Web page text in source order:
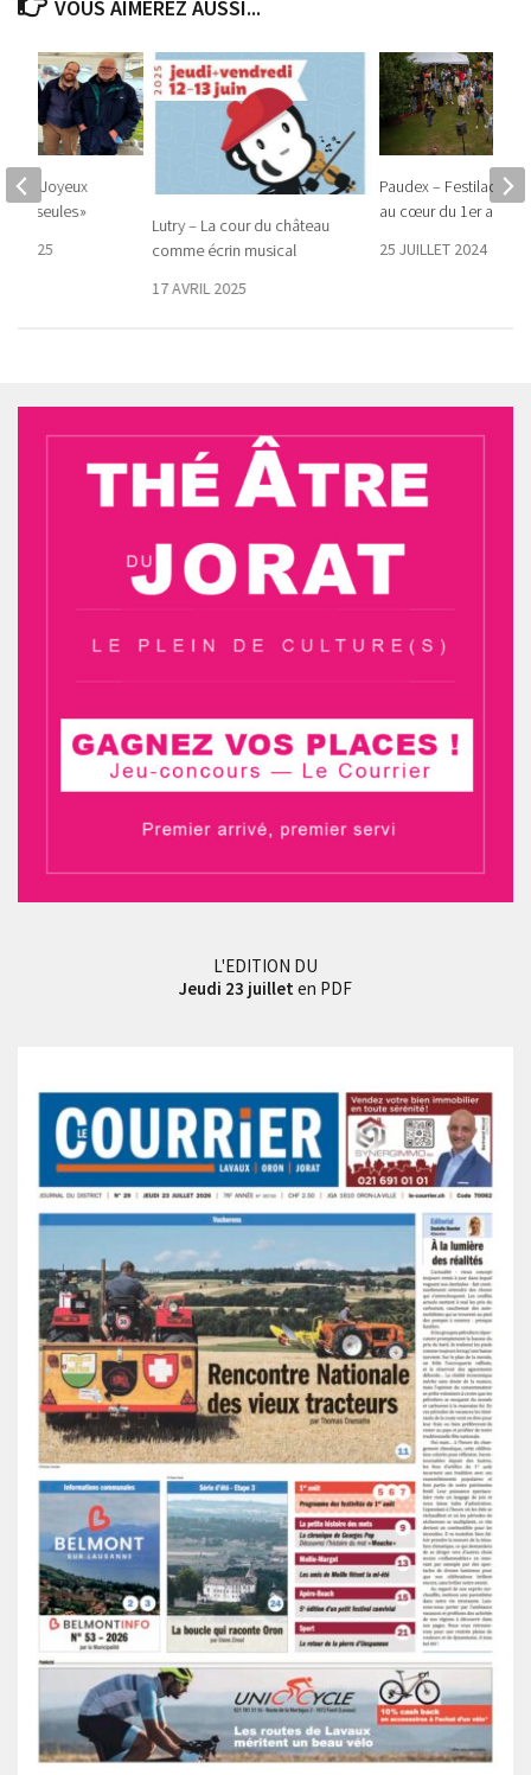
VOUS AIMEREZ AUSSI...
Lutry – La cour du château
comme écrin musical
17 AVRIL 2025
Paudex – Festilac :
au cœur du 1er août
25 JUILLET 2024
– Le Joyeux
seules »
2025
L'EDITION DU
Jeudi 23 juillet en PDF